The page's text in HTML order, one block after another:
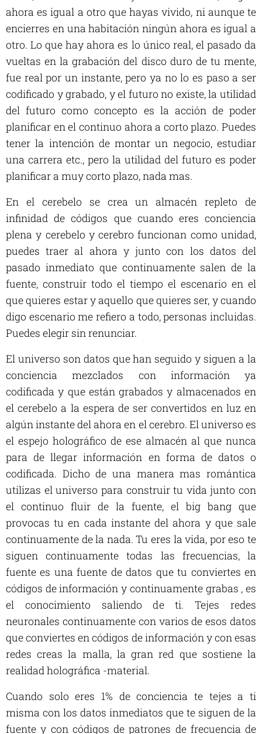
ahora es igual a otro que hayas vivido, ni aunque te
encierres en una habitación ningún ahora es igual a
otro. Lo que hay ahora es lo único real, el pasado da
vueltas en la grabación del disco duro de tu mente,
fue real por un instante, pero ya no lo es paso a ser
codificado y grabado, y el futuro no existe, la utilidad
del futuro como concepto es la acción de poder
planificar en el continuo ahora a corto plazo. Puedes
tener la intención de montar un negocio, estudiar
una carrera etc., pero la utilidad del futuro es poder
planificar a muy corto plazo, nada mas.
En el cerebelo se crea un almacén repleto de
infinidad de códigos que cuando eres conciencia
plena y cerebelo y cerebro funcionan como unidad,
puedes traer al ahora y junto con los datos del
pasado inmediato que continuamente salen de la
fuente, construir todo el tiempo el escenario en el
que quieres estar y aquello que quieres ser, y cuando
digo escenario me refiero a todo, personas incluidas.
Puedes elegir sin renunciar.
El universo son datos que han seguido y siguen a la
conciencia mezclados con información ya
codificada y que están grabados y almacenados en
el cerebelo a la espera de ser convertidos en luz en
algún instante del ahora en el cerebro. El universo es
el espejo holográfico de ese almacén al que nunca
para de llegar información en forma de datos o
codificada. Dicho de una manera mas romántica
utilizas el universo para construir tu vida junto con
el continuo fluir de la fuente, el big bang que
provocas tu en cada instante del ahora y que sale
continuamente de la nada. Tu eres la vida, por eso te
siguen continuamente todas las frecuencias, la
fuente es una fuente de datos que tu conviertes en
códigos de información y continuamente grabas , es
el conocimiento saliendo de ti. Tejes redes
neuronales continuamente con varios de esos datos
que conviertes en códigos de información y con esas
redes creas la malla, la gran red que sostiene la
realidad holográfica -material.
Cuando solo eres 1% de conciencia te tejes a ti
misma con los datos inmediatos que te siguen de la
fuente y con códigos de patrones de frecuencia de